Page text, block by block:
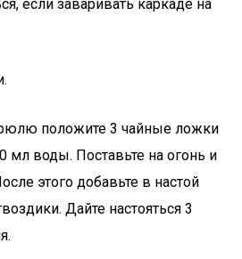
если заваривать каркаде на
положите 3 чайные ложки
мл воды. Поставьте на огонь и
этого добавьте в настой
Дайте настояться 3